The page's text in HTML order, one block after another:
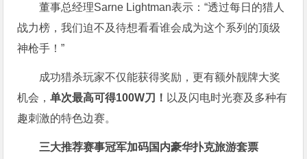
董事总经理Sarne Lightman表示：“透过每日的猎人
战力榜，我们迫不及待想看看谁会成为这个系列的顶级
神枪手！”
成功猎杀玩家不仅能获得奖励，更有额外靓牌大奖
机会，单次最高可得100W刀！ 以及闪电时光赛及多种有
趣刺激的特色边赛。
三大推荐赛事冠军加码国内豪华扑克旅游套票